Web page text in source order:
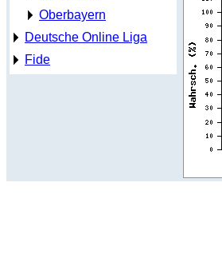
Oberbayern
Deutsche Online Liga
Fide